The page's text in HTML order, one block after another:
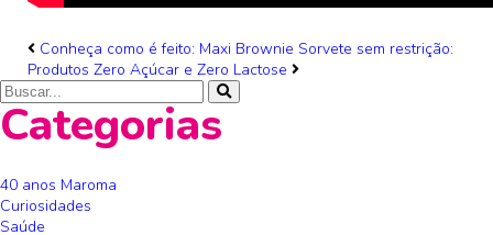
Conheça como é feito: Maxi Brownie Sorvete sem restrição:
Produtos Zero Açúcar e Zero Lactose
Categorias
40 anos Maroma
Curiosidades
Saúde